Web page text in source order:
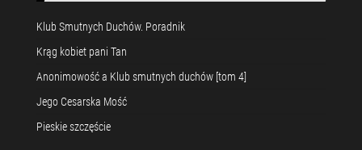
Klub Smutnych Duchów. Poradnik
Krąg kobiet pani Tan
Anonimowość a Klub smutnych duchów [tom 4]
Jego Cesarska Mość
Pieskie szczęście